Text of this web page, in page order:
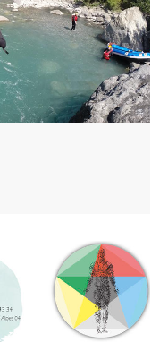
l'on prend soin de
sur les zones
du ventre sur la
de diminuer les